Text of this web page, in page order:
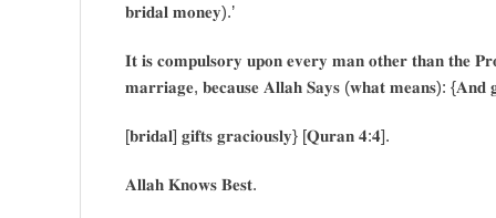
𝐛𝐫𝐢𝐝𝐚𝐥 𝐦𝐨𝐧𝐞𝐲).’
𝐈𝐭 𝐢𝐬 𝐜𝐨𝐦𝐩𝐮𝐥𝐬𝐨𝐫𝐲 𝐮𝐩𝐨𝐧 𝐞𝐯𝐞𝐫𝐲 𝐦𝐚𝐧 𝐨𝐭𝐡𝐞𝐫 𝐭𝐡𝐚𝐧 𝐭𝐡𝐞
𝐦𝐚𝐫𝐫𝐢𝐚𝐠𝐞, 𝐛𝐞𝐜𝐚𝐮𝐬𝐞 𝐀𝐥𝐥𝐚𝐡 𝐒𝐚𝐲𝐬 (𝐰𝐡𝐚𝐭 𝐦𝐞𝐚𝐧𝐬): {𝐀𝐧𝐝
[𝐛𝐫𝐢𝐝𝐚𝐥] 𝐠𝐢𝐟𝐭𝐬 𝐠𝐫𝐚𝐜𝐢𝐨𝐮𝐬𝐥𝐲} [𝐐𝐮𝐫𝐚𝐧 𝟒:𝟒].
𝐀𝐥𝐥𝐚𝐡 𝐊𝐧𝐨𝐰𝐬 𝐁𝐞𝐬𝐭.